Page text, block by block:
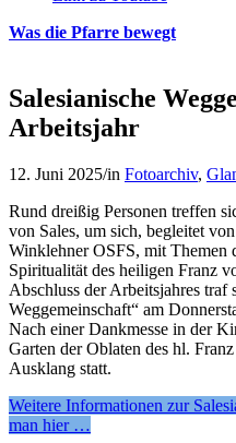
Was die Pfarre bewegt
Salesianische
Arbeitsjahr
12. Juni 2025/in Fotoarchiv,
Rund dreißig Personen treffen
von Sales, um sich, begleitet
Winklehner OSFS, mit Themen
Spiritualität des heiligen Franz
Abschluss der Arbeitsjahres traf
Weggemeinschaft“ am
Nach einer Dankmesse in der
Garten der Oblaten des hl.
Ausklang statt.
Weitere Informationen zur
man hier …